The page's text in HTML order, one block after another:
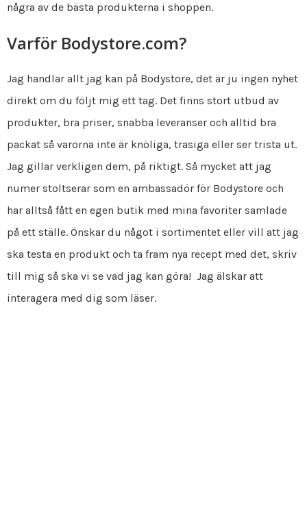
några av de bästa produkterna i shoppen.
Varför Bodystore.com?
Jag handlar allt jag kan på Bodystore, det är ju ingen nyhet
direkt om du följt mig ett tag. Det finns stort utbud av
produkter, bra priser, snabba leveranser och alltid bra
packat så varorna inte är knöliga, trasiga eller ser trista ut.
Jag gillar verkligen dem, på riktigt. Så mycket att jag
numer stoltserar som en ambassadör för Bodystore och
har alltså fått en egen butik med mina favoriter samlade
på ett ställe. Önskar du något i sortimentet eller vill att jag
ska testa en produkt och ta fram nya recept med det, skriv
till mig så ska vi se vad jag kan göra! Jag älskar att
interagera med dig som läser.